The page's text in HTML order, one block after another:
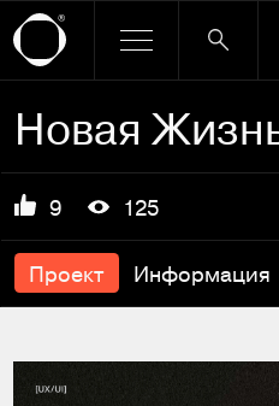
9 125
Проект Информация